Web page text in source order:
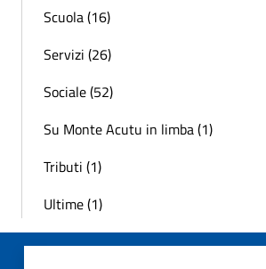
Scuola (16)
Servizi (26)
Sociale (52)
Su Monte Acutu in limba (1)
Tributi (1)
Ultime (1)